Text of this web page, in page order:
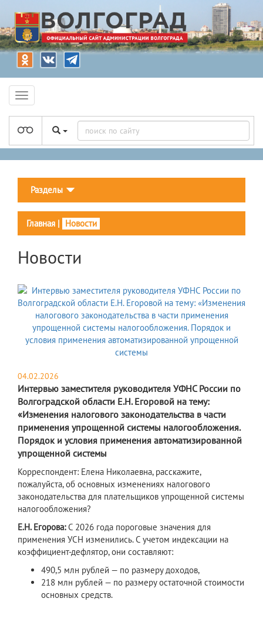
Разделы
Главная | Новости
Новости
04.02.2026
Интервью заместителя руководителя УФНС России по
Волгоградской области Е.Н. Егоровой на тему:
«Изменения налогового законодательства в части
применения упрощенной системы налогообложения.
Порядок и условия применения автоматизированной
упрощенной системы
Корреспондент: Елена Николаевна, расскажите,
пожалуйста, об основных изменениях налогового
законодательства для плательщиков упрощенной системы
налогообложения?
Е.Н. Егорова:С 2026 года пороговые значения для
применения УСН изменились. С учетом индексации на
коэффициент-дефлятор, они составляют:
490,5 млн рублей — по размеру доходов,
218 млн рублей — по размеру остаточной стоимости
основных средств.